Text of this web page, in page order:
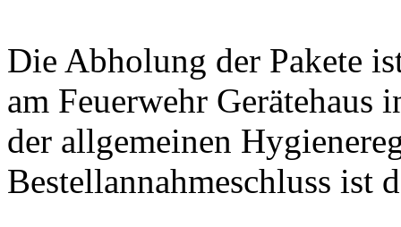
Die Abholung der Pakete
am Feuerwehr Gerätehaus
der allgemeinen
Bestellannahmeschluss ist